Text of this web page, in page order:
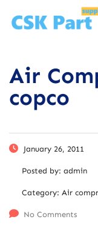
Air
copco
January 26, 2011
Posted by: admin
Category: Air
No Comments